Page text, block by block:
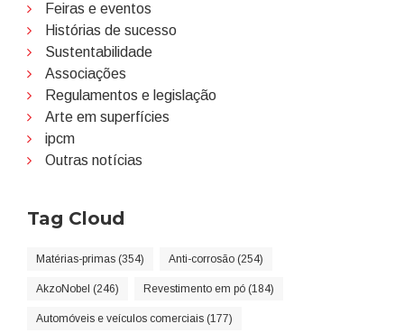
Feiras e eventos
Histórias de sucesso
Sustentabilidade
Associações
Regulamentos e legislação
Arte em superfícies
ipcm
Outras notícias
Tag Cloud
Matérias-primas (354) Anti-corrosão (254)
AkzoNobel (246) Revestimento em pó (184)
Automóveis e veículos comerciais (177)